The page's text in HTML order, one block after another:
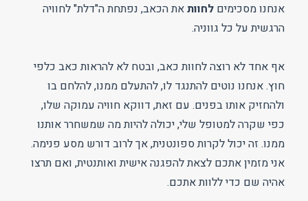
אנחנו מסכימיםלחוותאת הכאב, נפתחת ה"דלת" לחוויה
הרגשית על כל גווניה.
אף אחד לא רוצה לחוות כאב, ובטח לא להראות כאב כלפי
חוץ. אנחנו נוטים להתנגד לו, להתעלם ממנו, להלחם בו
ולהחזיק אותו בפנים. עם זאת, דווקא חוויה עמוקה שלו,
כפי שקרה למטופל שלי, יכולה להיות מה שמשחרר אותנו
ממנו. זה יכול לקרות ספונטנית, אך לרוב דורש מסע פנימה.
אני מזמין אתכם לצאת להפגנה אישית ואותנטית, ואם תרצו
אהיה שם כדי ללוות אתכם.